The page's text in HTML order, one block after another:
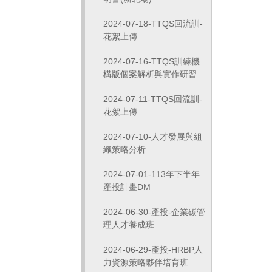
2024-07-18-TTQS回流訓-
花絮上傳
2024-07-16-TTQS訓練機
構版個案解析與實作研習
2024-07-11-TTQS回流訓-
花絮上傳
2024-07-10-人才發展與組
織策略分析
2024-07-01-113年下半年
產投計畫DM
2024-06-30-產投-企業碳管
理人才養成班
2024-06-29-產投-HRBP人
力資源策略夥伴培育班